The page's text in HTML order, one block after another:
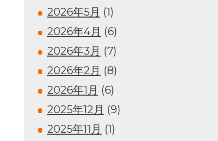
2026年5月 (1)
2026年4月 (6)
2026年3月 (7)
2026年2月 (8)
2026年1月 (6)
2025年12月 (9)
2025年11月 (1)